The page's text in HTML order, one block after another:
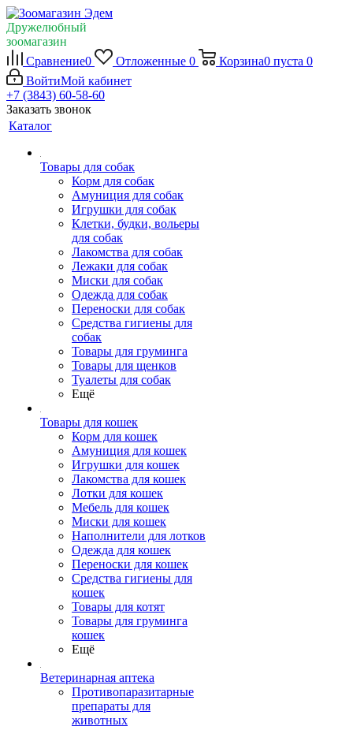
Дружелюбный
зоомагазин
Сравнение0 Отложенные 0 Корзина0 пуста 0
ВойтиМой кабинет
+7 (3843) 60-58-60
Заказать звонок
Каталог
Товары для собак
Корм для собак
Амуниция для собак
Игрушки для собак
Клетки, будки, вольеры
для собак
Лакомства для собак
Лежаки для собак
Миски для собак
Одежда для собак
Переноски для собак
Средства гигиены для
собак
Товары для груминга
Товары для щенков
Туалеты для собак
Ещё
Товары для кошек
Корм для кошек
Амуниция для кошек
Игрушки для кошек
Лакомства для кошек
Лотки для кошек
Мебель для кошек
Миски для кошек
Наполнители для лотков
Одежда для кошек
Переноски для кошек
Средства гигиены для
кошек
Товары для котят
Товары для груминга
кошек
Ещё
Ветеринарная аптека
Противопаразитарные
препараты для
животных